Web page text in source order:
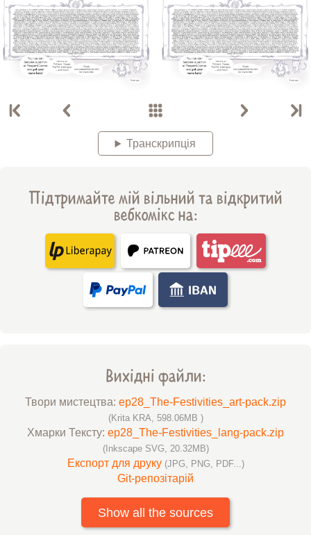
Транскрипція
Підтримайте мій вільний та відкритий
вебкомікс на:
Вихідні файли:
Твори мистецтва: ep28_The-Festivities_art-pack.zip
(Krita KRA, 598.06MB )
Хмарки Тексту: ep28_The-Festivities_lang-pack.zip
(Inkscape SVG, 20.32MB)
Експорт для друку (JPG, PNG, PDF...)
Git-репозітарій
Show all the sources